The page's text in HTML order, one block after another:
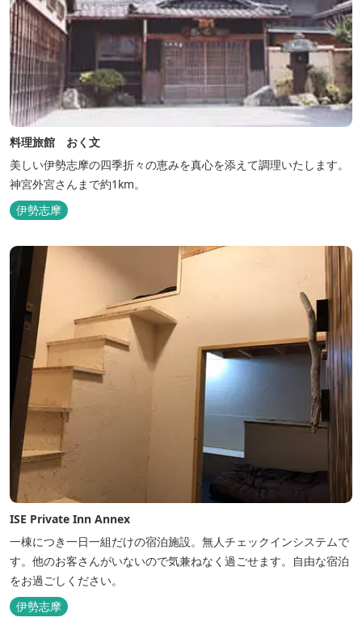
料理旅館 おく文
美しい伊勢志摩の四季折々の恵みを真心を添えて調理いたします。
神宮外宮さんまで約1km。
伊勢志摩
ISE Private Inn Annex
一棟につき一日一組だけの宿泊施設。無人チェックインシステムで
す。他のお客さんがいないので気兼ねなく過ごせます。自由な宿泊
をお過ごしください。
伊勢志摩